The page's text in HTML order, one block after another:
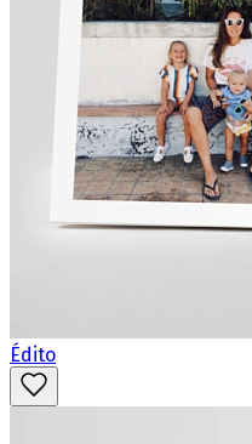
Édito